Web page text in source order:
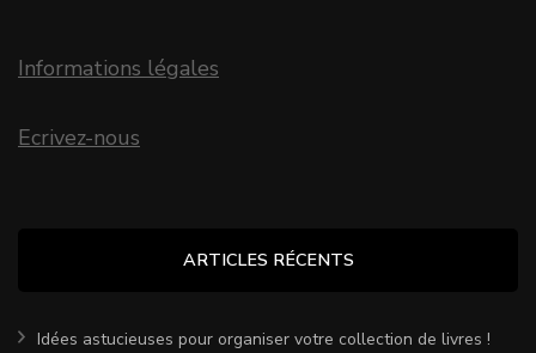
Informations légales
Ecrivez-nous
ARTICLES RÉCENTS
Idées astucieuses pour organiser votre collection de livres !